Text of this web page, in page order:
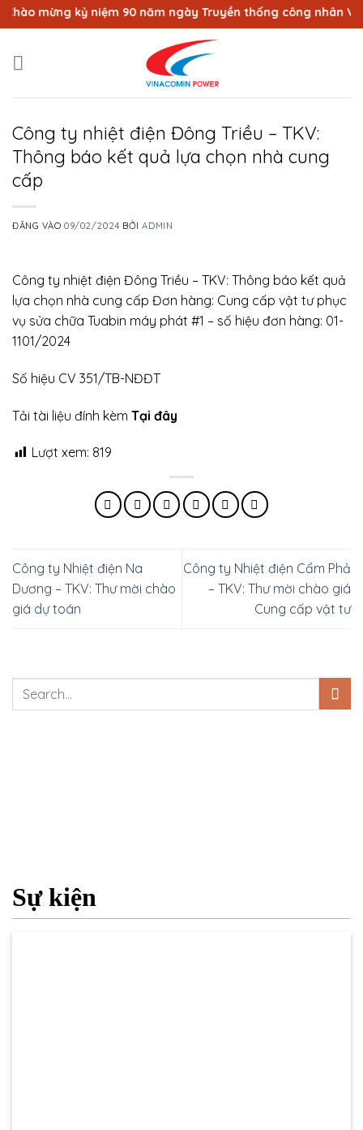
Bỏ
qua
dung
mừng kỷ niệm 90 năm ngày Truyền thống công nhân
Công ty nhiệt điện Đông Triều – TKV:
Thông báo kết quả lựa chọn nhà cung
cấp
ĐĂNG VÀO09/02/2024 BỞIADMIN
Công ty nhiệt điện Đông Triều – TKV: Thông báo kết quả
lựa chọn nhà cung cấp Đơn hàng: Cung cấp vật tư phục
vụ sửa chữa Tuabin máy phát #1 – số hiệu đơn hàng: 01-
1101/2024
Số hiệu CV 351/TB-NĐĐT
Tải tài liệu đính kèm Tại đây
Lượt xem: 819
Công ty Nhiệt điện Na
Dương – TKV: Thư mời chào
giá dự toán
Công ty Nhiệt điện Cẩm Phả
– TKV: Thư mời chào giá
Cung cấp vật tư
Sự kiện